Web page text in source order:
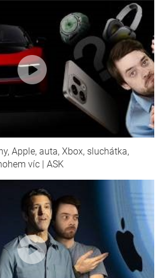
Apple, auta, Xbox, sluchátka,
víc | ASK